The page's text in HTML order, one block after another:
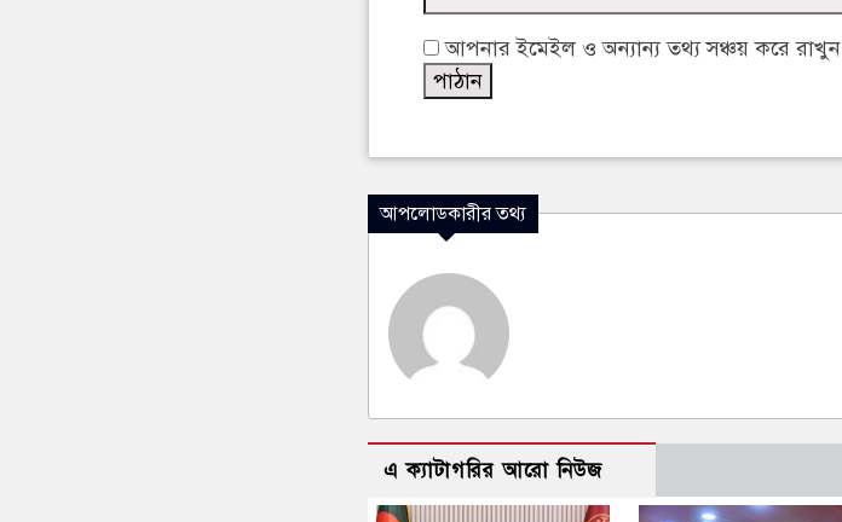
আপনার ইমেইল ও অন্যান্য তথ্য সঞ্চয় করে রাখুন
আপলোডকারীর তথ্য
এ ক্যাটাগরির আরো নিউজ